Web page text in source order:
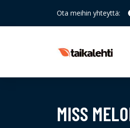
Ota meihin yhteyttä:
MISS